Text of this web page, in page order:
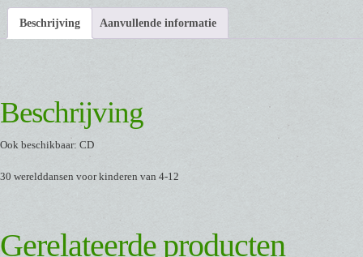
aantal
Beschrijving Aanvullende informatie
Beschrijving
Ook beschikbaar: CD
30 werelddansen voor kinderen van 4-12
Gerelateerde producten